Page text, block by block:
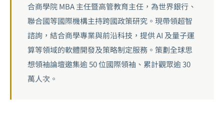
合商學院 MBA 主任暨高管教育主任，為世界銀行、
聯合國等國際機構主持跨國政策研究。現帶領超智
諮詢，結合商學專業與前沿科技，提供 AI 及量子運
算等領域的軟體開發及策略制定服務。策劃全球思
想領袖論壇邀集逾 50 位國際領袖、累計觀眾逾 30
萬人次。